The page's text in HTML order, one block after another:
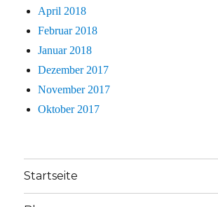
April 2018
Februar 2018
Januar 2018
Dezember 2017
November 2017
Oktober 2017
Startseite